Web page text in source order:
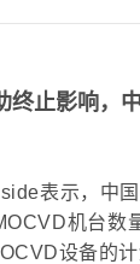
止影响，
表示，中
机台
设备的